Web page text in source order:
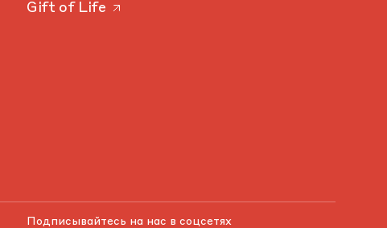
Gift of Life
Подписывайтесь на нас в соцсетях